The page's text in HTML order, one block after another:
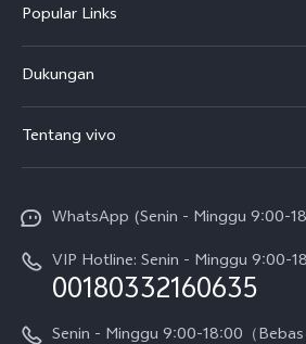
Popular Links
T5
T5 Pro
V70
V70 FE
Y05
Dukungan
Service Center
Funtouch OS
Pembaruan Sistem
Harga Spare Part
Tentang vivo
Sejarah
Berita
WhatsApp (Senin - Minggu 9:00-
VIP Hotline: Senin - Minggu 9:00-
00180332160635
Senin - Minggu 9:00-18:00（Bebas